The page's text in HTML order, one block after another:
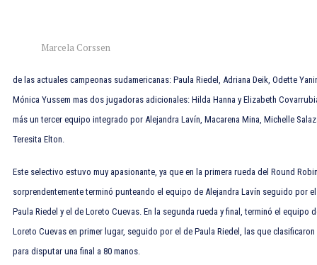
Marcela Corssen
de las actuales campeonas sudamericanas: Paula Riedel, Adriana Deik, Odette
Mónica Yussem mas dos jugadoras adicionales: Hilda Hanna y Elizabeth
más un tercer equipo integrado por Alejandra Lavín, Macarena Mina, Michelle
Teresita Elton.
Este selectivo estuvo muy apasionante, ya que en la primera rueda del Round
sorprendentemente terminó punteando el equipo de Alejandra Lavín seguido por
Paula Riedel y el de Loreto Cuevas. En la segunda rueda y final, terminó el equipo
Loreto Cuevas en primer lugar, seguido por el de Paula Riedel, las que clasificaron
para disputar una final a 80 manos.